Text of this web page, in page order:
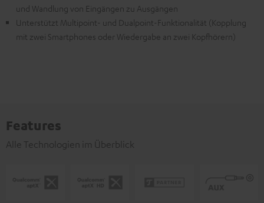
und Wandlung von Eingängen zu Ausgängen
Unterstützt Multipoint- und Dualpoint-Funktionalität (Kopplung
mit zwei Smartphones oder Wiedergabe an zwei Kopfhörern)
Features
Alle Technologien im Überblick